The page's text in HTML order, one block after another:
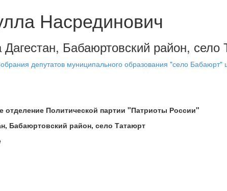
Насрединович
Дагестан, Бабаюртовский район,
депутатов муниципального образования "село Бабаюрт"
отделение Политической партии "Патриоты России"
Бабаюртовский район, село Татаюрт